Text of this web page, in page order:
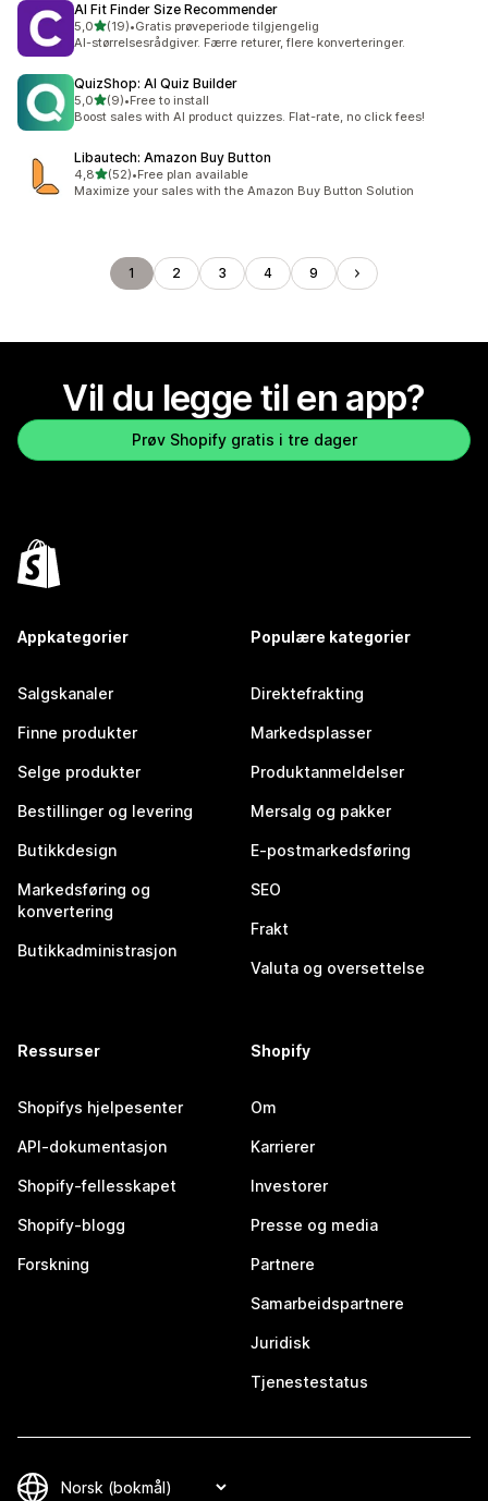
AI Fit Finder Size Recommender
5,0av 5 stjerner
(19)
Totalt 19 omtaler
•Gratis prøveperiode tilgjengelig
AI-størrelsesrådgiver. Færre returer, flere konverteringer.
QuizShop: AI Quiz Builder
5,0av 5 stjerner
(9)
Totalt 9 omtaler
•Free to install
Boost sales with AI product quizzes. Flat-rate, no click fees!
Libautech: Amazon Buy Button
4,8av 5 stjerner
(52)
Totalt 52 omtaler
•Free plan available
Maximize your sales with the Amazon Buy Button Solution
1 2 3 4 9
Vil du legge til en app?
Prøv Shopify gratis i tre dager
Appkategorier
Salgskanaler
Finne produkter
Selge produkter
Bestillinger og levering
Butikkdesign
Markedsføring og
konvertering
Butikkadministrasjon
Populære kategorier
Direktefrakting
Markedsplasser
Produktanmeldelser
Mersalg og pakker
E-postmarkedsføring
SEO
Frakt
Valuta og oversettelse
Ressurser
Shopifys hjelpesenter
API-dokumentasjon
Shopify-fellesskapet
Shopify-blogg
Forskning
Shopify
Om
Karrierer
Investorer
Presse og media
Partnere
Samarbeidspartnere
Juridisk
Tjenestestatus